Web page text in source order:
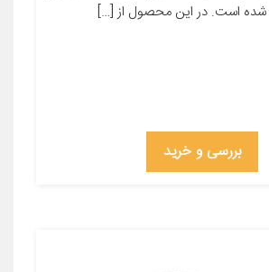
شده است. در این محصول از […]
بررسی و خرید